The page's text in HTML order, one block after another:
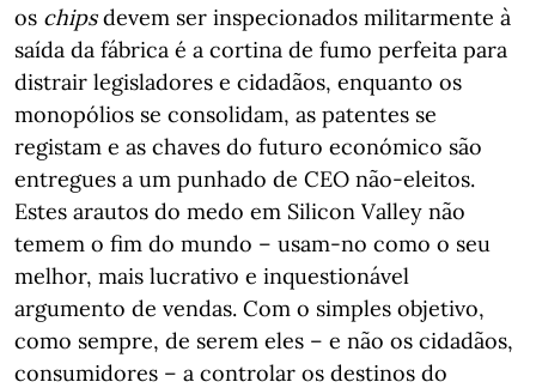
os chipsdevem ser inspecionados militarmente à
saída da fábrica é a cortina de fumo perfeita para
distrair legisladores e cidadãos, enquanto os
monopólios se consolidam, as patentes se
registam e as chaves do futuro económico são
entregues a um punhado de CEO não-eleitos.
Estes arautos do medo em Silicon Valley não
temem o fim do mundo – usam-no como o seu
melhor, mais lucrativo e inquestionável
argumento de vendas. Com o simples objetivo,
como sempre, de serem eles – e não os cidadãos,
consumidores – a controlar os destinos do